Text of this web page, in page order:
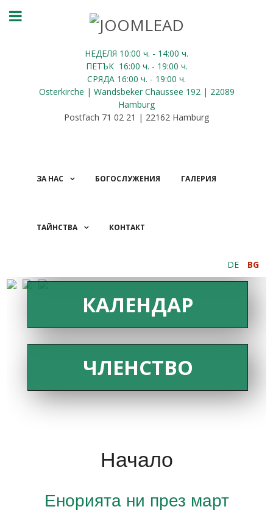
НЕДЕЛЯ 10:00 ч. - 14:00 ч.
ПЕТЪК 16:00 ч. - 19:00 ч.
СРЯДА 16:00 ч. - 19:00 ч.
Osterkirche | Wandsbeker Chaussee 192 | 22089
Hamburg
Postfach 71 02 21 | 22162 Hamburg
ЗА НАС БОГОСЛУЖЕНИЯ ГАЛЕРИЯ
ТАЙНСТВА КОНТАКТ
DE BG
КАЛЕНДАР
ЧЛЕНСТВО
Начало
Енорията ни през март